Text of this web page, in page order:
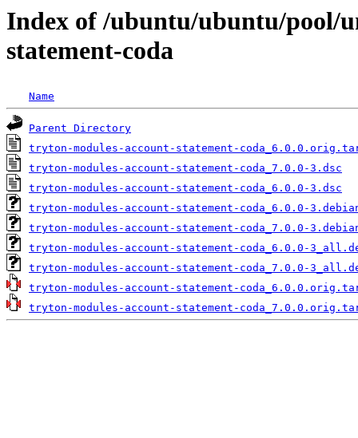
Index of /ubuntu/ubuntu/pool/
statement-coda
Name
Parent Directory
tryton-modules-account-statement-
tryton-modules-account-statement-coda_7.0.0-3.dsc
tryton-modules-account-statement-coda_6.0.0-3.dsc
tryton-modules-account-statement-coda_6.0.0-
tryton-modules-account-statement-coda_7.0.0-
tryton-modules-account-statement-coda_6.0.0-
tryton-modules-account-statement-coda_7.0.0-
tryton-modules-account-statement-
tryton-modules-account-statement-